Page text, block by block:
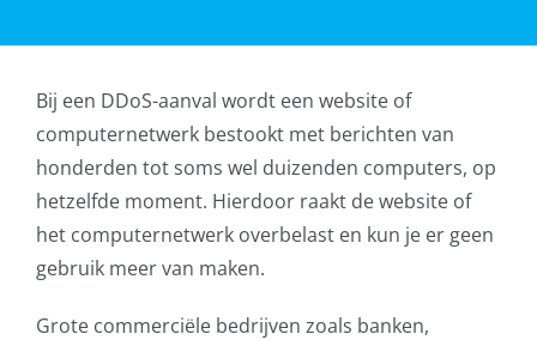
Cloud Computing
VOIP
Microsoft NCE
Bij een DDoS-aanval wordt een website of
computernetwerk bestookt met berichten van
honderden tot soms wel duizenden computers, op
hetzelfde moment. Hierdoor raakt de website of
het computernetwerk overbelast en kun je er geen
gebruik meer van maken.
Grote commerciële bedrijven zoals banken,